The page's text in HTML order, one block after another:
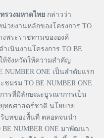
รวงมหาดไทย กล่าวว่า
วยงานหลักของโครงการ TO
งพระราชทานขององค์
เนินงานโครงการ TO BE
ห้จังหวัดให้ความสำคัญ
ONE เป็นลำดับแรก
มรม TO BE NUMBER ONE
ารที่มีลักษณะบูรณาการเป็น
ทธศาสตร์ชาติ นโยบาย
บทของพื้นที่ ตลอดจนนำ
NUMBER ONE มาพัฒนา